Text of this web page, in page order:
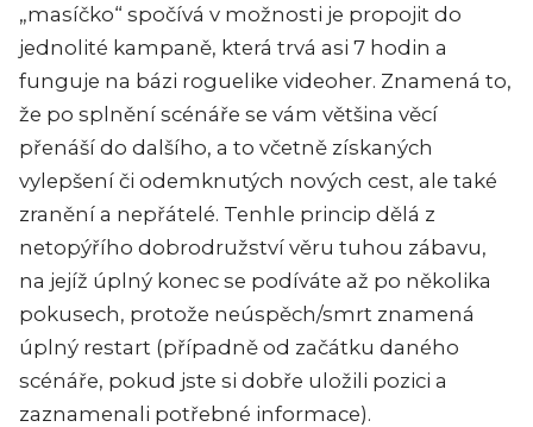
„masíčko“ spočívá v možnosti je propojit do
jednolité kampaně, která trvá asi 7 hodin a
funguje na bázi roguelike videoher. Znamená to,
že po splnění scénáře se vám většina věcí
přenáší do dalšího, a to včetně získaných
vylepšení či odemknutých nových cest, ale také
zranění a nepřátelé. Tenhle princip dělá z
netopýřího dobrodružství věru tuhou zábavu,
na jejíž úplný konec se podíváte až po několika
pokusech, protože neúspěch/smrt znamená
úplný restart (případně od začátku daného
scénáře, pokud jste si dobře uložili pozici a
zaznamenali potřebné informace).